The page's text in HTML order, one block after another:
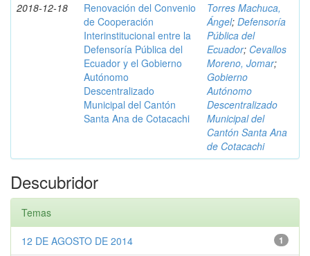
2018-12-18
Renovación del Convenio
de Cooperación
Interinstitucional entre la
Defensoría Pública del
Ecuador y el Gobierno
Autónomo
Descentralizado
Municipal del Cantón
Santa Ana de Cotacachi
Torres Machuca,
Ángel; Defensoría
Pública del
Ecuador; Cevallos
Moreno, Jomar;
Gobierno
Autónomo
Descentralizado
Municipal del
Cantón Santa Ana
de Cotacachi
Descubridor
Temas
1
12 DE AGOSTO DE 2014